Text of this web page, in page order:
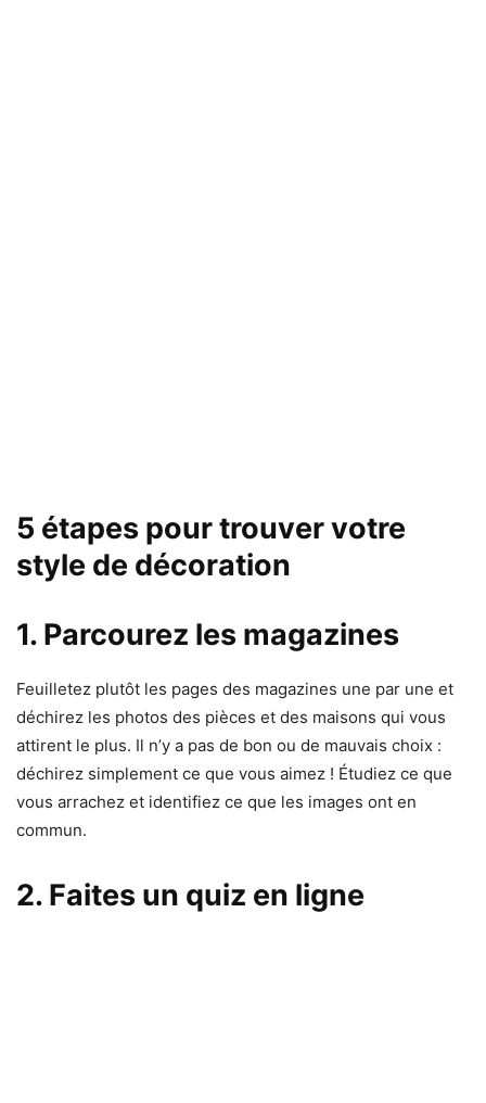
5 étapes pour trouver votre
style de décoration
1. Parcourez les magazines
Feuilletez plutôt les pages des magazines une par une et
déchirez les photos des pièces et des maisons qui vous
attirent le plus. Il n’y a pas de bon ou de mauvais choix :
déchirez simplement ce que vous aimez ! Étudiez ce que
vous arrachez et identifiez ce que les images ont en
commun.
2. Faites un quiz en ligne